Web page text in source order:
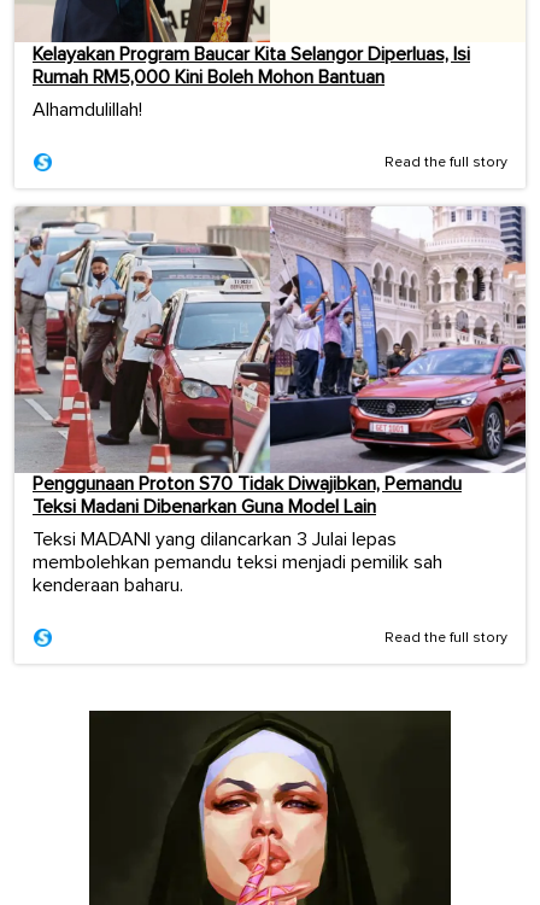
Kelayakan Program Baucar Kita Selangor Diperluas, Isi
Rumah RM5,000 Kini Boleh Mohon Bantuan
Alhamdulillah!
Read the full story
Penggunaan Proton S70 Tidak Diwajibkan, Pemandu
Teksi Madani Dibenarkan Guna Model Lain
Teksi MADANI yang dilancarkan 3 Julai lepas
membolehkan pemandu teksi menjadi pemilik sah
kenderaan baharu.
Read the full story